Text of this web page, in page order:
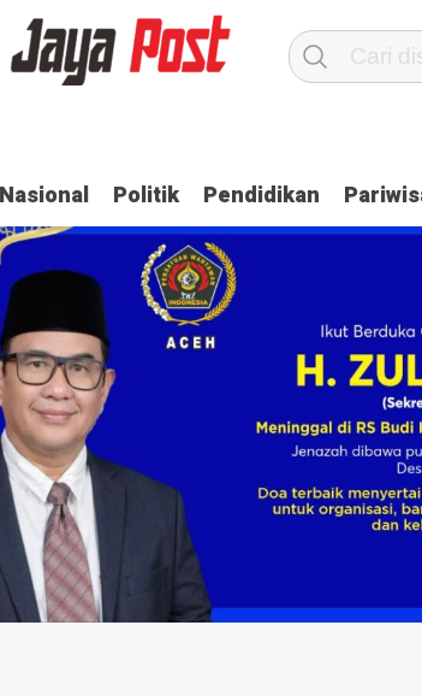
Nasional Politik Pendidikan
Gaji Ulama dan Pj Bupati Aceh Jaya Bahas